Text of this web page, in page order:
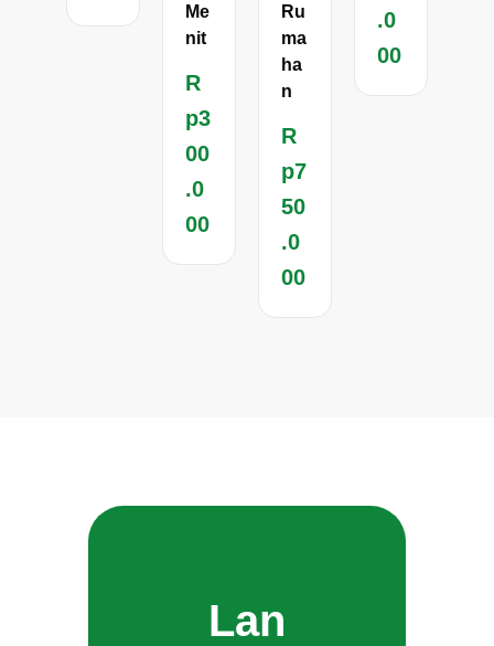
Me
nit
R
p3
00
.0
00
Ru
ma
ha
n
R
p7
50
.0
00
.0
00
Lan